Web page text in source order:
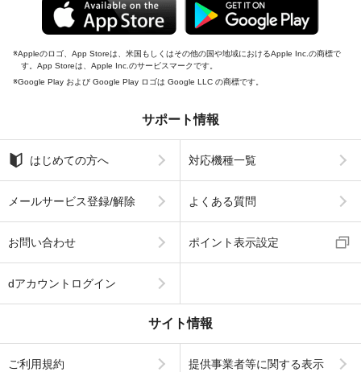
Appleのロゴ、App Storeは、米国もしくはその他の国や地域におけるApple Inc.の商標で
す。App Storeは、Apple Inc.のサービスマークです。
Google Play および Google Play ロゴは Google LLC の商標です。
サポート情報
はじめての方へ 対応機種一覧
メールサービス登録/解除 よくある質問
お問い合わせ ポイント表示設定
dアカウントログイン
サイト情報
ご利用規約 提供事業者等に関する表示